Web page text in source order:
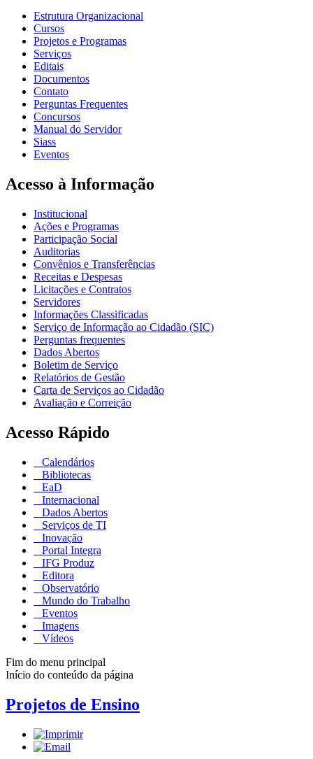
Estrutura Organizacional
Cursos
Projetos e Programas
Serviços
Editais
Documentos
Contato
Perguntas Frequentes
Concursos
Manual do Servidor
Siass
Eventos
Acesso à Informação
Institucional
Ações e Programas
Participação Social
Auditorias
Convênios e Transferências
Receitas e Despesas
Licitações e Contratos
Servidores
Informações Classificadas
Serviço de Informação ao Cidadão (SIC)
Perguntas frequentes
Dados Abertos
Boletim de Serviço
Relatórios de Gestão
Carta de Serviços ao Cidadão
Avaliação e Correição
Acesso Rápido
Calendários
Bibliotecas
EaD
Internacional
Dados Abertos
Serviços de TI
Inovação
Portal Integra
IFG Produz
Editora
Observatório
Mundo do Trabalho
Eventos
Imagens
Vídeos
Fim do menu principal
Início do conteúdo da página
Projetos de Ensino